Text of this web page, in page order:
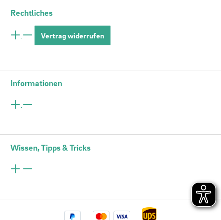
Rechtliches
Vertrag widerrufen
Informationen
Wissen, Tipps & Tricks